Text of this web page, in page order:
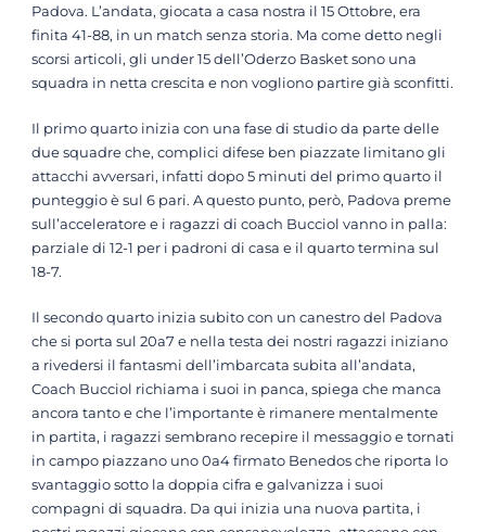
Padova. L’andata, giocata a casa nostra il 15 Ottobre, era
finita 41-88, in un match senza storia. Ma come detto negli
scorsi articoli, gli under 15 dell’Oderzo Basket sono una
squadra in netta crescita e non vogliono partire già sconfitti.
Il primo quarto inizia con una fase di studio da parte delle
due squadre che, complici difese ben piazzate limitano gli
attacchi avversari, infatti dopo 5 minuti del primo quarto il
punteggio è sul 6 pari. A questo punto, però, Padova preme
sull’acceleratore e i ragazzi di coach Bucciol vanno in palla:
parziale di 12-1 per i padroni di casa e il quarto termina sul
18-7.
Il secondo quarto inizia subito con un canestro del Padova
che si porta sul 20a7 e nella testa dei nostri ragazzi iniziano
a rivedersi il fantasmi dell’imbarcata subita all’andata,
Coach Bucciol richiama i suoi in panca, spiega che manca
ancora tanto e che l’importante è rimanere mentalmente
in partita, i ragazzi sembrano recepire il messaggio e tornati
in campo piazzano uno 0a4 firmato Benedos che riporta lo
svantaggio sotto la doppia cifra e galvanizza i suoi
compagni di squadra. Da qui inizia una nuova partita, i